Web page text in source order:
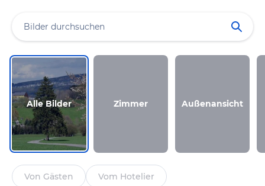
Alle Bilder Zimmer Außenansicht
Von Gästen Vom Hotelier